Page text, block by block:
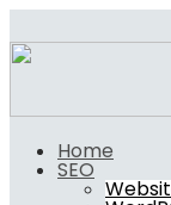
Home
SEO